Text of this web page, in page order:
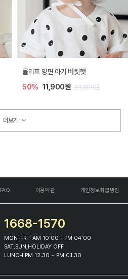
클리프 양면 아기 버킷햇
50% 11,900원 23,800원
더보기
FAQ 이용약관 개인정보취급방침
1668-1570
MON-FRI : AM 10:00 - PM 04:00
SAT,SUN,HOLIDAY OFF
LUNCH PM 12:30 ~ PM 01:30